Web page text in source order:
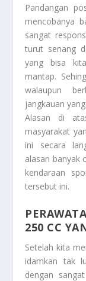
Pandangan
mencobanya
sangat
turut senang
yang bisa
mantap.
walaupun
jangkauan
Alasan di
masyarakat
ini secara
alasan banyak
kendaraan
tersebut ini.
250 CC
Setelah kita
idamkan tak
dengan